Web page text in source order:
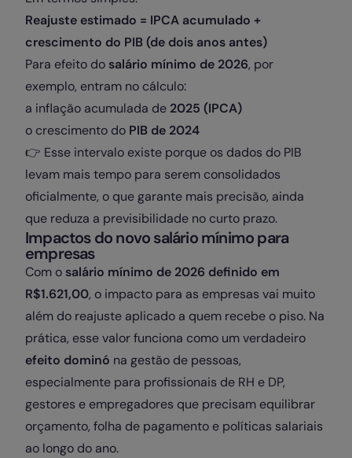
Reajuste estimado = IPCA acumulado +
crescimento do PIB (de dois anos antes)
Para efeito do salário mínimo de 2026, por
exemplo, entram no cálculo:
a inflação acumulada de 2025 (IPCA)
o crescimento do PIB de 2024
👉 Esse intervalo existe porque os dados do PIB
levam mais tempo para serem consolidados
oficialmente, o que garante mais precisão, ainda
que reduza a previsibilidade no curto prazo.
Impactos do novo salário mínimo para
empresas
Com o salário mínimo de 2026 definido em
R$1.621,00, o impacto para as empresas vai muito
além do reajuste aplicado a quem recebe o piso. Na
prática, esse valor funciona como um verdadeiro
efeito dominó na gestão de pessoas,
especialmente para profissionais de RH e DP,
gestores e empregadores que precisam equilibrar
orçamento, folha de pagamento e políticas salariais
ao longo do ano.